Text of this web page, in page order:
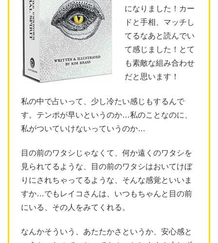
になりました！カー
ドと手相、マッチし
てるなあと読んでい
て感じました！とて
も素敵な組み合わせ
だと思います！
私の中で占いって、少し冷たい感じもするんで
す。テンポが早いというのか…私のことなのに、
私がついていけないっていうのか…
目の前のワタシじゃなくて、何か遠くのワタシを
見られてるような、目の前のワタシはおいてけぼ
りにされちゃってるような、そんな感覚といいま
すか…でもレイコさんは、いつもちゃんと目の前
にいる、その人をみてくれる。
なんかそういう、あたたかさというか、安心感と